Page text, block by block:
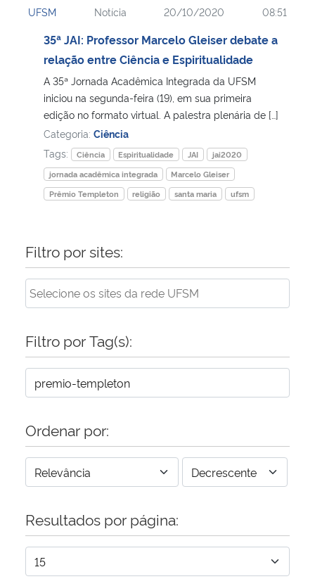
Ministério da Cidadania
Ministério de Minas e Energia
Ministério da Ciência, Tecnologia, Inovações e Comunicações
Ministério do Meio Ambiente
Ministério do Turismo
Ministério da Mulher, da Família e dos Direitos Humanos
Secretaria-Geral
Secretaria de Governo
Advocacia-Geral da União
Planalto
UFSM Notícia 20/10/2020 08:51
35ª JAI: Professor Marcelo Gleiser debate a
relação entre Ciência e Espiritualidade
A 35ª Jornada Acadêmica Integrada da UFSM
iniciou na segunda-feira (19), em sua primeira
edição no formato virtual. A palestra plenária de […]
Categoria: Ciência
Tags:
Ciência Espiritualidade JAI
jai2020
jornada acadêmica integrada
Marcelo Gleiser
Prêmio Templeton
religião santa maria ufsm
Filtro por sites:
Filtro por Tag(s):
Ordenar por:
Resultados por página: